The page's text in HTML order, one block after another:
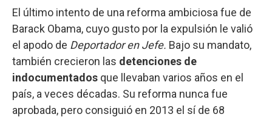
El último intento de una reforma ambiciosa fue de
Barack Obama, cuyo gusto por la expulsión le valió
el apodo de Deportador en Jefe. Bajo su mandato,
también crecieron las detenciones de
indocumentados que llevaban varios años en el
país, a veces décadas. Su reforma nunca fue
aprobada, pero consiguió en 2013 el sí de 68